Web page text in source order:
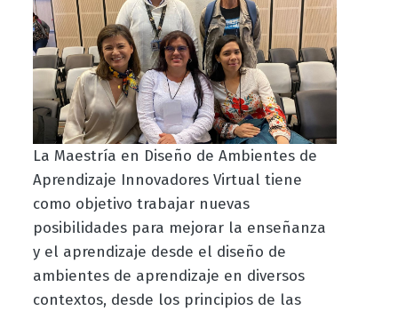
La Maestría en Diseño de Ambientes de
Aprendizaje Innovadores Virtual tiene
como objetivo trabajar nuevas
posibilidades para mejorar la enseñanza
y el aprendizaje desde el diseño de
ambientes de aprendizaje en diversos
contextos, desde los principios de las